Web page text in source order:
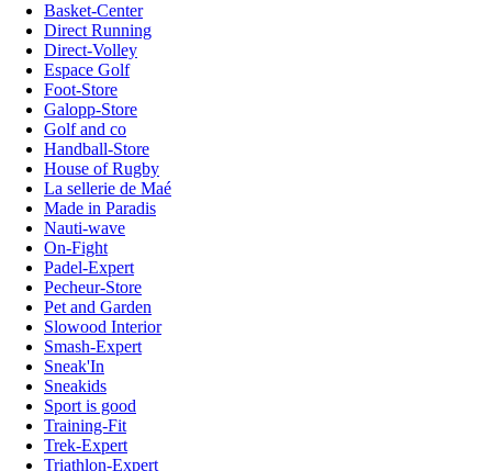
Basket-Center
Direct Running
Direct-Volley
Espace Golf
Foot-Store
Galopp-Store
Golf and co
Handball-Store
House of Rugby
La sellerie de Maé
Made in Paradis
Nauti-wave
On-Fight
Padel-Expert
Pecheur-Store
Pet and Garden
Slowood Interior
Smash-Expert
Sneak'In
Sneakids
Sport is good
Training-Fit
Trek-Expert
Triathlon-Expert